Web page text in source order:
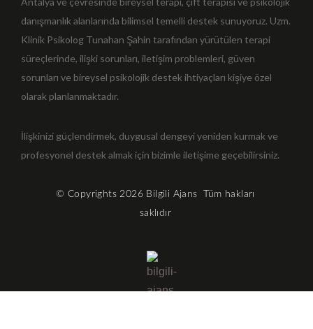
danışmanlık alanlarında bilimsel temelli destek sunuyoruz. Uzm.
Klinik Psikolog Tunahan Şahin tarafından yürütülen terapi
süreçlerinde, ilişki sorunları, iletişim problemleri, güven
sorunları ve bireysel psikolojik destek ihtiyaçları kişiye özel
olarak planlanmaktadır.
İlişkinizi güçlendirmek, duygusal dengeyi yeniden kurmak ve
profesyonel destek almak için bizimle iletişime geçebilirsiniz.
© Copyrights 2026 Bilgili Ajans Tüm hakları
saklıdır